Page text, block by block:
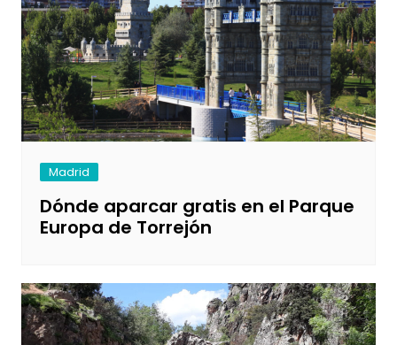
Madrid
Dónde aparcar gratis en el Parque
Europa de Torrejón